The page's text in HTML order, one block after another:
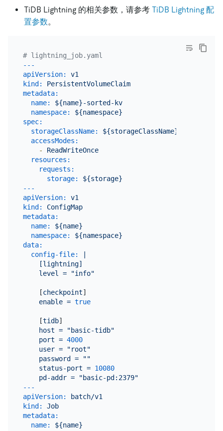
TiDB Lightning 的相关参数，请参考 TiDB Lightning 配
置参数。
# lightning_job.yaml
---
apiVersion:
v1
kind:
PersistentVolumeClaim
metadata:
name:
${name}-sorted-kv
namespace:
${namespace}
spec:
storageClassName:
${storageClassName}
accessModes:
-
ReadWriteOnce
resources:
requests:
storage:
${storage}
---
apiVersion:
v1
kind:
ConfigMap
metadata:
name:
${name}
namespace:
${namespace}
data:
config-file:
    [lightning]
    [
checkpoint]
enable = true
    [
tidb]
host =
"basic-tidb"
port = 4000
user =
"root"
password
=
""
status-port = 10080
pd-addr =
"basic-pd:2379"
---
apiVersion:
batch/v1
kind:
Job
metadata:
name:
${name}